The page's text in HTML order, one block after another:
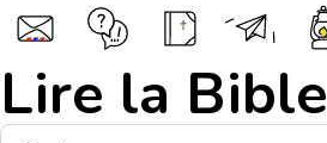
Lire la Bible